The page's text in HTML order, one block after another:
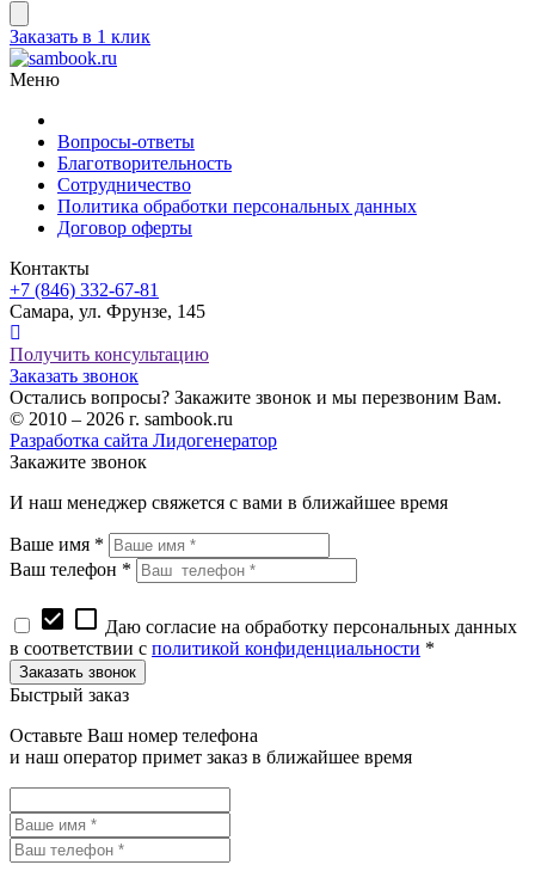
Заказать в 1 клик
Меню
Вопросы-ответы
Благотворительность
Сотрудничество
Политика обработки персональных данных
Договор оферты
Контакты
+7 (846) 332-67-81
Самара, ул. Фрунзе, 145
Получить консультацию
Заказать звонок
Остались вопросы? Закажите звонок и мы перезвоним Вам.
© 2010 – 2026 г. sambook.ru
Разработка сайта Лидогенератор
Закажите звонок
И наш менеджер свяжется с вами в ближайшее время
Ваше имя *
Ваш телефон *
check_box check_box_outline_blank Даю согласие на обработку персональных данных
в соответствии с политикой конфиденциальности *
Быстрый заказ
Оставьте Ваш номер телефона
и наш оператор примет заказ в ближайшее время